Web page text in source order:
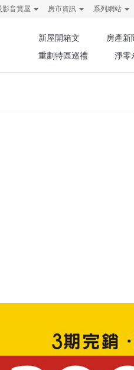
影音賞屋 房市資訊 系列網站
新屋開箱文 房產新
重劃特區巡禮
淨零